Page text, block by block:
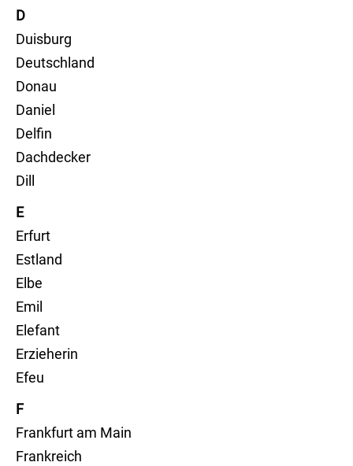
D
Duisburg
Deutschland
Donau
Daniel
Delfin
Dachdecker
Dill
E
Erfurt
Estland
Elbe
Emil
Elefant
Erzieherin
Efeu
F
Frankfurt am Main
Frankreich